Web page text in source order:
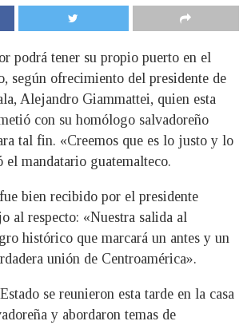
podrá tener su propio puerto en el
según ofrecimiento del presidente de
Alejandro Giammattei, quien esta
con su homólogo salvadoreño
tal fin. «Creemos que es lo justo y lo
el mandatario guatemalteco.
bien recibido por el presidente
al respecto: «Nuestra salida al
histórico que marcará un antes y un
unión de Centroamérica».
se reunieron esta tarde en la casa
y abordaron temas de